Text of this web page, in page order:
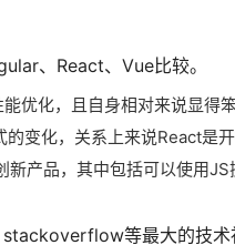
、React、Vue比较。
优化，且自身相对来说显得笨
变化，关系上来说React是开
产品，其中包括可以使用
等最大的技